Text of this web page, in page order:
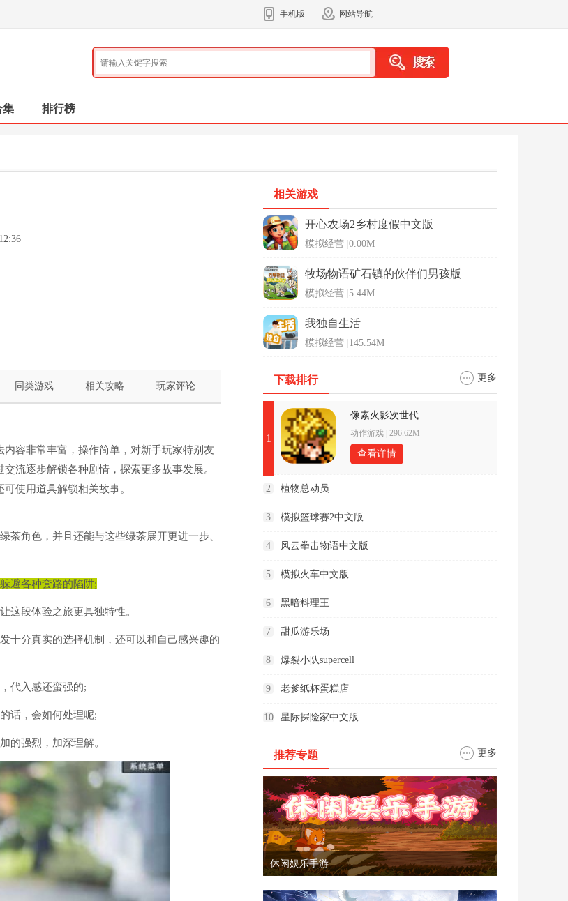
手机版 网站导航
集 排行榜
同类游戏 相关攻略 玩家评论
容非常丰富，操作简单，对新手玩家特别友
流逐步解锁各种剧情，探索更多故事发展。
使用道具解锁相关故事。
茶角色，并且还能与这些绿茶展开更进一步、
避各种套路的陷阱;
这段体验之旅更具独特性。
十分真实的选择机制，还可以和自己感兴趣的
代入感还蛮强的;
话，会如何处理呢;
的强烈，加深理解。
相关游戏
开心农场2乡村度假中文版
模拟经营 0.00M
牧场物语矿石镇的伙伴们男孩版
模拟经营 5.44M
我独自生活
模拟经营 145.54M
下载排行 更多
1
像素火影次世代
动作游戏 296.62M
查看详情
2 植物总动员
3 模拟篮球赛2中文版
4 风云拳击物语中文版
5 模拟火车中文版
6 黑暗料理王
7 甜瓜游乐场
8 爆裂小队supercell
9 老爹纸杯蛋糕店
10 星际探险家中文版
推荐专题 更多
休闲娱乐手游